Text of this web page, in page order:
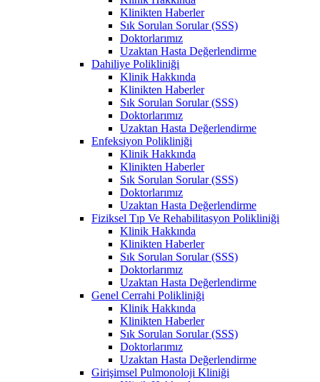
Klinikten Haberler
Sık Sorulan Sorular (SSS)
Doktorlarımız
Uzaktan Hasta Değerlendirme
Dahiliye Polikliniği
Klinik Hakkında
Klinikten Haberler
Sık Sorulan Sorular (SSS)
Doktorlarımız
Uzaktan Hasta Değerlendirme
Enfeksiyon Polikliniği
Klinik Hakkında
Klinikten Haberler
Sık Sorulan Sorular (SSS)
Doktorlarımız
Uzaktan Hasta Değerlendirme
Fiziksel Tıp Ve Rehabilitasyon Polikliniği
Klinik Hakkında
Klinikten Haberler
Sık Sorulan Sorular (SSS)
Doktorlarımız
Uzaktan Hasta Değerlendirme
Genel Cerrahi Polikliniği
Klinik Hakkında
Klinikten Haberler
Sık Sorulan Sorular (SSS)
Doktorlarımız
Uzaktan Hasta Değerlendirme
Girişimsel Pulmonoloji Kliniği